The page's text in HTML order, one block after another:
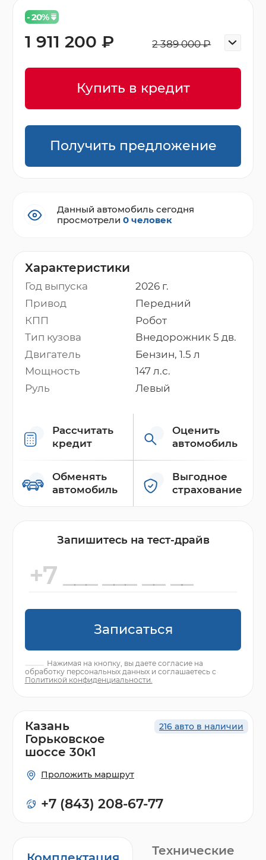
Характеристики
Год выпуска
2026 г.
Привод
Передний
КПП
Робот
Тип кузова
Внедорожник 5 дв.
Двигатель
Бензин, 1.5 л
Мощность
147 л.с.
Руль
Левый
Рассчитать
кредит
Оценить
автомобиль
Обменять
автомобиль
Выгодное
страхование
- 20%
2 389 000 ₽
1 911 200 ₽
Купить в кредит
Получить предложение
Данный автомобиль сегодня
просмотрели0 человек
Запишитесь на тест-драйв
Записаться
Нажимая на кнопку, вы даете согласие на
обработку персональных данных и соглашаетесь с
Политикой конфиденциальности.
Технические
216 авто в наличии
Казань
Горьковское
шоссе 30к1
Проложить маршрут
+7 (843) 208-67-77